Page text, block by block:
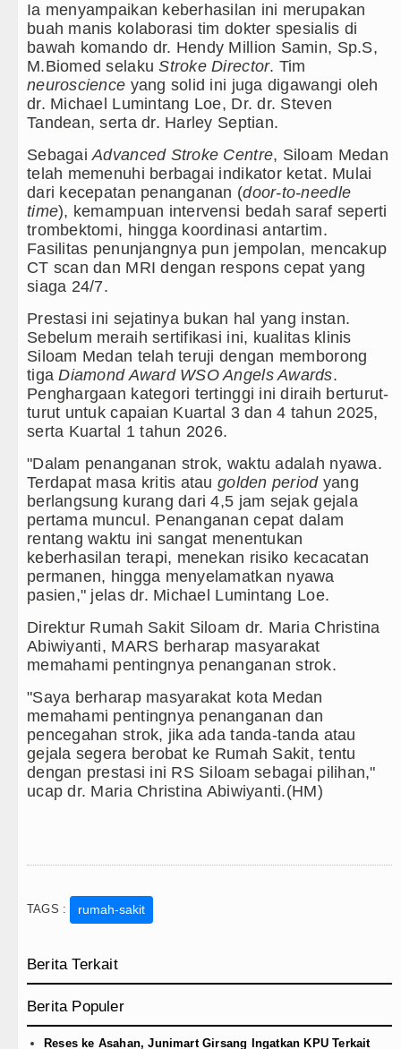
Ia menyampaikan keberhasilan ini merupakan
buah manis kolaborasi tim dokter spesialis di
bawah komando dr. Hendy Million Samin, Sp.S,
M.Biomed selakuStroke Director. Tim
neuroscience yang solid ini juga digawangi oleh
dr. Michael Lumintang Loe, Dr. dr. Steven
Tandean, serta dr. Harley Septian.
SebagaiAdvanced Stroke Centre, Siloam Medan
telah memenuhi berbagai indikator ketat. Mulai
dari kecepatan penanganan (door-to-needle
time), kemampuan intervensi bedah saraf seperti
trombektomi, hingga koordinasi antartim.
Fasilitas penunjangnya pun jempolan, mencakup
CT scan dan MRI dengan respons cepat yang
siaga 24/7.
Prestasi ini sejatinya bukan hal yang instan.
Sebelum meraih sertifikasi ini, kualitas klinis
Siloam Medan telah teruji dengan memborong
tigaDiamond Award WSO Angels Awards.
Penghargaan kategori tertinggi ini diraih berturut-
turut untuk capaian Kuartal 3 dan 4 tahun 2025,
serta Kuartal 1 tahun 2026.
"Dalam penanganan strok, waktu adalah nyawa.
Terdapat masa kritis ataugolden periodyang
berlangsung kurang dari 4,5 jam sejak gejala
pertama muncul. Penanganan cepat dalam
rentang waktu ini sangat menentukan
keberhasilan terapi, menekan risiko kecacatan
permanen, hingga menyelamatkan nyawa
pasien," jelas dr. Michael Lumintang Loe.
Direktur Rumah Sakit Siloam dr. Maria Christina
Abiwiyanti, MARS berharap masyarakat
memahami pentingnya penanganan strok.
"Saya berharap masyarakat kota Medan
memahami pentingnya penanganan dan
pencegahan strok, jika ada tanda-tanda atau
gejala segera berobat ke Rumah Sakit, tentu
dengan prestasi ini RS Siloam sebagai pilihan,"
ucap dr. Maria Christina Abiwiyanti.(HM)
TAGS : rumah-sakit
Berita Terkait
Berita Populer
Reses ke Asahan, Junimart Girsang Ingatkan KPU Terkait